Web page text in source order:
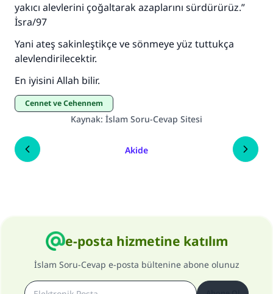
yakıcı alevlerini çoğaltarak azaplarını sürdürürüz.”
İsra/97
Yani ateş sakinleştikçe ve sönmeye yüz tuttukça
alevlendirilecektir.
En iyisini Allah bilir.
Cennet ve Cehennem
Kaynak: İslam Soru-Cevap Sitesi
Akide
e-posta hizmetine katılım
İslam Soru-Cevap e-posta bültenine abone olunuz